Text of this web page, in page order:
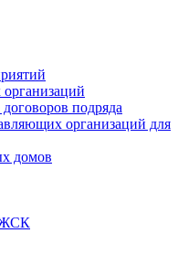
подряда
организаций для
домов
ЖСК